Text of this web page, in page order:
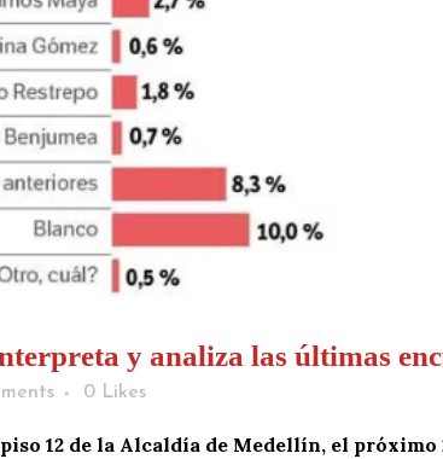
y analiza las últimas
0 Likes
12 de la Alcaldía de Medellín, el próximo